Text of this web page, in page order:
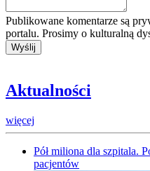
Publikowane komentarze są
portalu. Prosimy o kulturalną
Aktualności
więcej
Pół miliona dla szpitala.
pacjentów